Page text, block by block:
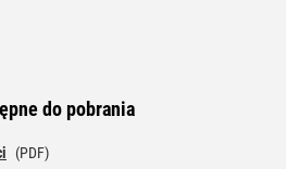
do pobrania
(PDF)